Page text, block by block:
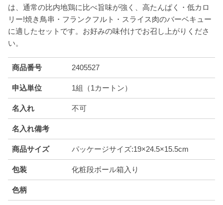
は、通常の比内地鶏に比べ旨味が強く、高たんぱく・低カロ
リー!焼き鳥串・フランクフルト・スライス肉のバーベキュー
に適したセットです。お好みの味付けでお召し上がりくださ
い。
商品番号 2405527
申込単位 1組（1カートン）
名入れ 不可
名入れ備考
商品サイズ パッケージサイズ:19×24.5×15.5cm
包装 化粧段ボール箱入り
色柄